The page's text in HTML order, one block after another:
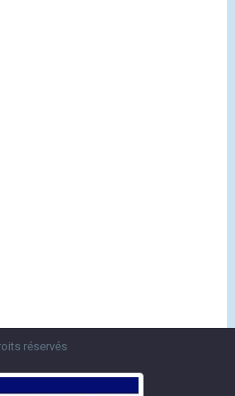
réservés